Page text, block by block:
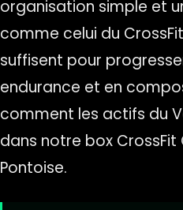
organisation simple et
comme celui du
suffisent pour
endurance et en
comment les actifs du
dans notre box
Pontoise.